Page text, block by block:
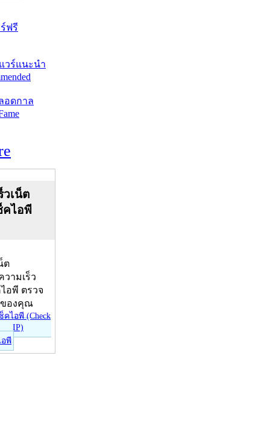
ฟรี
วร์แนะนำ
อดกาล
วเน็ต
คไอพี
ต
วามเร็ว
อพี ตรวจ
ของคุณ
อพี